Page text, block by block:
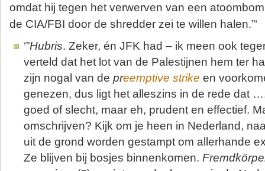
omdat hij tegen het verwerven van een
de CIA/FBI door de shredder zei te willen halen.”‘
‘”Hubris. Zeker, én JFK had – ik meen ook
verteld dat het lot van de Palestijnen hem ter
zijn nogal van de preemptive strike en
genezen, dus ligt het alleszins in de rede dat
goed of slecht, maar eh, prudent en effectief.
omschrijven? Kijk om je heen in Nederland,
uit de grond worden gestampt om allerhande
Ze blijven bij bosjes binnenkomen.